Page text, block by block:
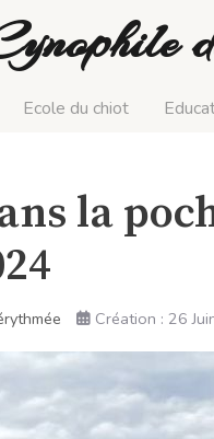
Ecole du chiot
la
Création : 26